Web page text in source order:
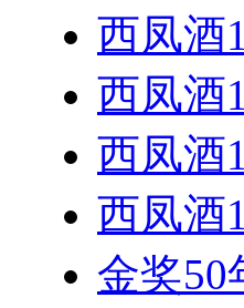
西凤酒
西凤酒
西凤酒
西凤酒
金奖50